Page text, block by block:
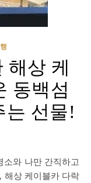
해상 케
동백섬
는 선물!
상 케이블카 다락